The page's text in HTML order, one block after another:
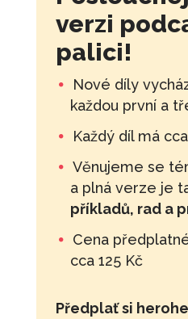
verzi
palici!
Nové díly
každou první a
Každý díl má cca
Věnujeme se
a plná verze je
příkladů, rad a
Cena
cca 125 Kč
Předplať si